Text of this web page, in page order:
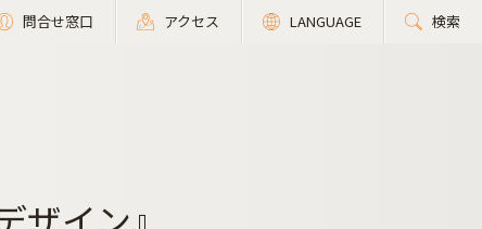
問合せ窓口 アクセス LANGUAGE 検索